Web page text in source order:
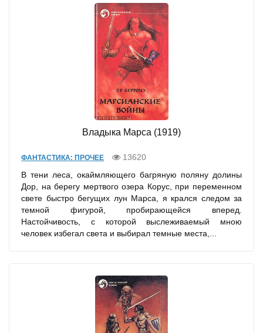
Владыка Марса (1919)
ФАНТАСТИКА: ПРОЧЕЕ
13620
В тени леса, окаймляющего багряную поляну долины
Дор, на берегу мертвого озера Корус, при переменном
свете быстро бегущих лун Марса, я крался следом за
темной фигурой, пробирающейся вперед.
Настойчивость, с которой выслеживаемый мною
человек избегал света и выбирал темные места,...